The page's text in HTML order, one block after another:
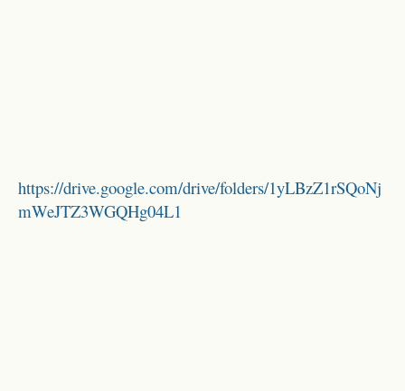
https://drive.google.com/drive/folders/1yLBzZ1rSQoNj
mWeJTZ3WGQHg04L1